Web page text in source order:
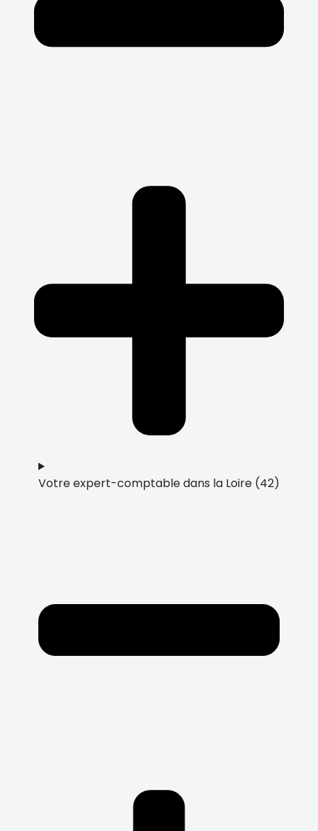
Votre expert-comptable dans la Loire (42)